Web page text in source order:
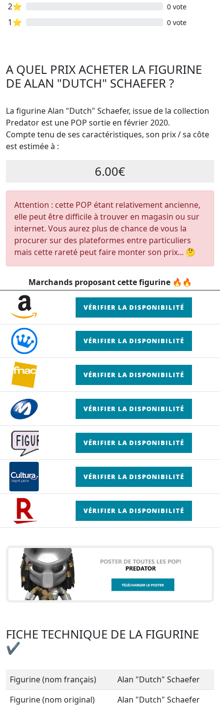
2⭐ 0 vote
1⭐ 0 vote
A QUEL PRIX ACHETER LA FIGURINE
DE ALAN "DUTCH" SCHAEFER ?
La figurine Alan "Dutch" Schaefer, issue de la collection
Predator est une POP sortie en février 2020.
Compte tenu de ses caractéristiques, son prix / sa côte
est estimée à :
6.00€
Attention : cette POP étant relativement ancienne,
elle peut être difficile à trouver en magasin ou sur
internet. Vous aurez plus de chance de vous la
procurer sur des plateformes entre particuliers
mais cette rareté peut faire monter son prix... 🤔
Marchands proposant cette figurine 🔥🔥
VÉRIFIER LA DISPONIBILITÉ
VÉRIFIER LA DISPONIBILITÉ
VÉRIFIER LA DISPONIBILITÉ
VÉRIFIER LA DISPONIBILITÉ
VÉRIFIER LA DISPONIBILITÉ
VÉRIFIER LA DISPONIBILITÉ
VÉRIFIER LA DISPONIBILITÉ
FICHE TECHNIQUE DE LA FIGURINE
✔
Figurine (nom français)
Alan "Dutch" Schaefer
Figurine (nom original)
Alan "Dutch" Schaefer